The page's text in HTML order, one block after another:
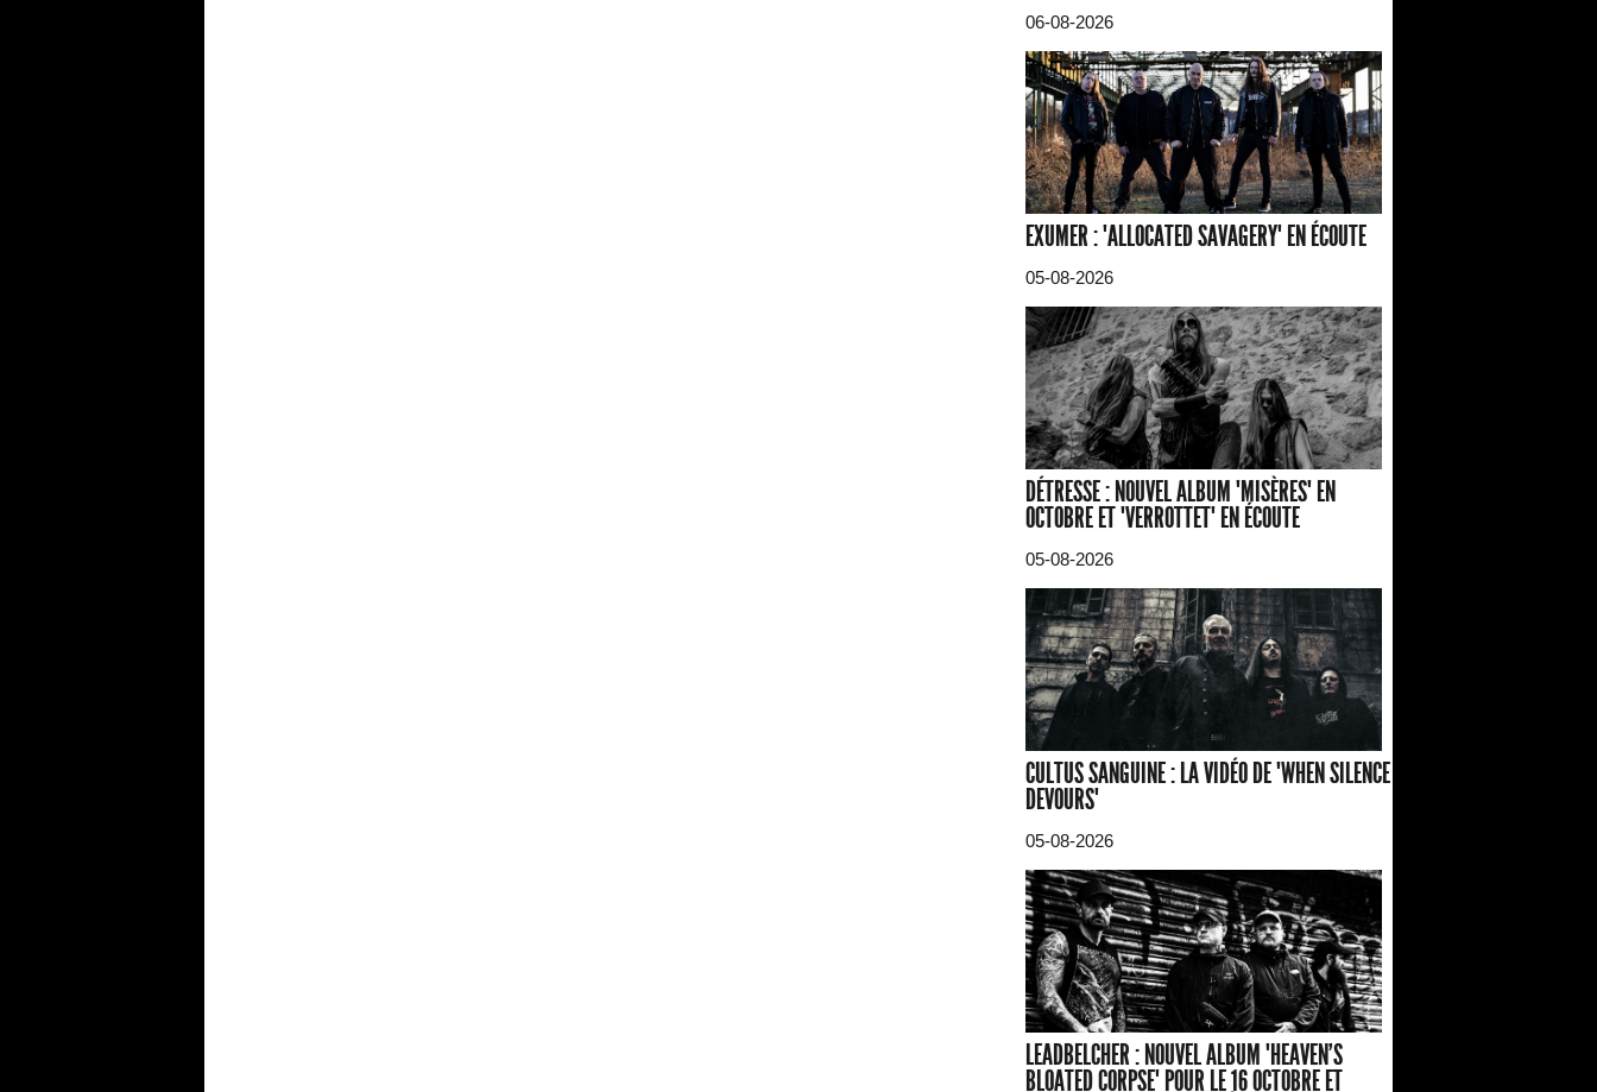
06-08-2026
EXUMER : "ALLOCATED SAVAGERY" EN ÉCOUTE
05-08-2026
DÉTRESSE : NOUVEL ALBUM "MISÈRES" EN
OCTOBRE ET "VERROTTET" EN ÉCOUTE
05-08-2026
CULTUS SANGUINE : LA VIDÉO DE "WHEN SILENCE
DEVOURS"
05-08-2026
LEADBELCHER : NOUVEL ALBUM "HEAVEN'S
BLOATED CORPSE" POUR LE 16 OCTOBRE ET